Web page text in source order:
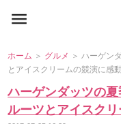
ホーム ＞ グルメ ＞ ハーゲン
とアイスクリームの競演に感動
ハーゲンダッツの
ルーツとアイスクリ